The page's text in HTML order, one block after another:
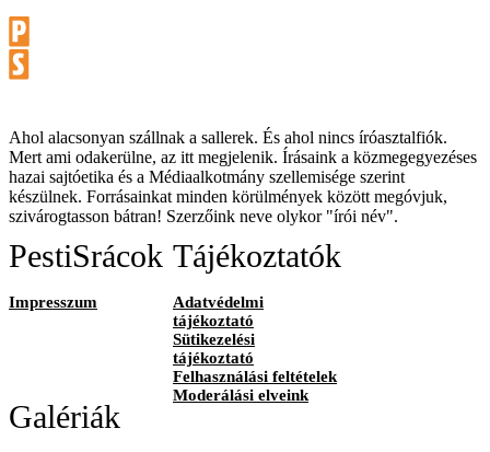
Ahol alacsonyan szállnak a sallerek. És ahol nincs íróasztalfiók.
Mert ami odakerülne, az itt megjelenik. Írásaink a közmegegyezéses
hazai sajtóetika és a Médiaalkotmány szellemisége szerint
készülnek. Forrásainkat minden körülmények között megóvjuk,
szivárogtasson bátran! Szerzőink neve olykor "írói név".
PestiSrácok
Impresszum
Tájékoztatók
Adatvédelmi
tájékoztató
Sütikezelési
tájékoztató
Felhasználási feltételek
Moderálási elveink
Galériák